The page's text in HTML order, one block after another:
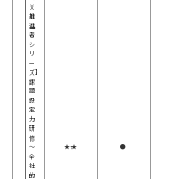
Ｘ
推
進
者
シ
リ
ー
ズ】
課
題
設
定
力
研
修
～
全
社
的
★★ ●